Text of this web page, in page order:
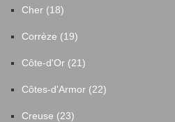
Cher (18)
Corrèze (19)
Côte-d'Or (21)
Côtes-d'Armor (22)
Creuse (23)